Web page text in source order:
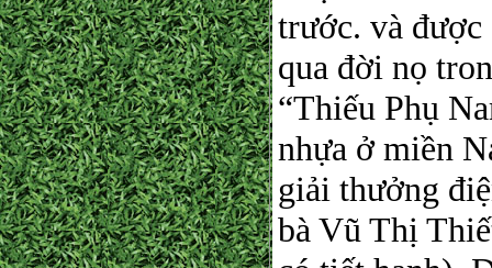
trước. và được
qua đời nọ
“Thiếu Phụ
nhựa ở miền
giải thưởng
bà Vũ Thị